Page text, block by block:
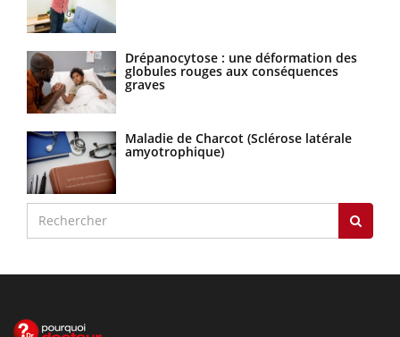
Drépanocytose : une déformation des
globules rouges aux conséquences
graves
Maladie de Charcot (Sclérose latérale
amyotrophique)